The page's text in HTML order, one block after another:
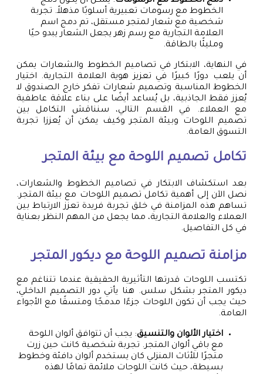
الخطوط مع رسومات تعبيرية أسلوبًا مذهلاً. تجربة
شخصية مع شعار لمتجر مستقل، تم دمج اسم
العلامة التجارية مع رسم زهر يجعل الشعار يبدو حيًا
ومليئًا بالطاقة.
في النهاية، الابتكار في تصاميم الخطوط والشعارات يمكن
أن يلعب دورًا كبيرًا في تعزيز هوية العلامة التجارية. اختيار
الخطوط المناسبة وتصميم شعارات تفكر خارج الصندوق لا
يُعزز فقط الجاذبية، بل يُساعد أيضًا على بناء علاقة عاطفية
مع العملاء. في القسم التالي، سنناقش التكامل بين
تصميم اللوحات وبيئة المتجر وكيف يمكن أن يُعززا تجربة
التسوق العامة.
تكامل تصميم اللوحة مع بيئة المتجر
بعد استكشاف الابتكار في تصاميم الخطوط والشعارات،
نصل الآن إلى أهمية تكامل تصميم اللوحات مع بيئة المتجر.
تساهم هذه المزامنة في خلق تجربة فريدة تعزز الارتباط بين
العملاء والعلامة التجارية، مما يجعل من المهم النظر بعناية
في كل التفاصيل.
مزامنة تصميم اللوحة مع ديكور المتجر
تكتسب اللوحات قدرتها التأثيرية الحقيقية عندما تتناغم مع
ديكور المتجر بشكل سلس. هنا يأتي دور التصميم الداخلي،
حيث يجب أن تكون اللوحات جزءًا مدمجًا ومتسقًا مع الأجواء
العامة.
اختيار الألوان والتنسيق: يجب أن تتوافق ألوان اللوحة
مع باقي ألوان المتجر. تجربة شخصية كانت حين زرت
متجرًا للأثاث المنزلي كان يستخدم ألوان دافئة وخطوط
بسيطة، حيث كانت اللوحات ملائمة تمامًا لهذه